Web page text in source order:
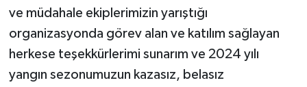
ve müdahale ekiplerimizin yarıştığı
organizasyonda görev alan ve katılım sağlayan
herkese teşekkürlerimi sunarım ve 2024 yılı
yangın sezonumuzun kazasız, belasız